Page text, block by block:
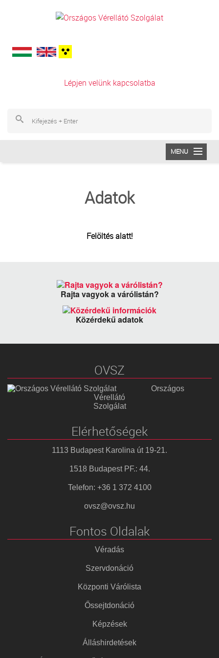
Lépjen velünk kapcsolatba
MENU
TRANSZFUZIOLÓGIA
ŐSSEJT DONÁCIÓ
Adatok
Felöltés alatt!
Rajta vagyok a várólistán?
Közérdekű adatok
OVSZ
Országos
Vérellátó
Szolgálat
Elérhetőségek
1113 Budapest Karolina út 19-21.
1518 Budapest PF.: 44.
Telefon: +36 1 372 4100
ovsz@ovsz.hu
Fontos Oldalak
Véradás
Szervdonáció
Központi Várólista
Őssejtdonáció
Képzések
Álláshirdetések